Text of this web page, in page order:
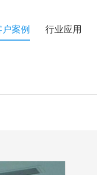
户案例 行业应用